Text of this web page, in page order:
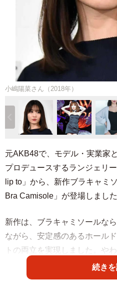
小嶋陽菜さん（2018年）
元AKB48で、モデル・実業家
プロデュースするランジェリ
lip to」から、新作ブラキャミ
Bra Camisole」が登場しました
新作は、ブラキャミソールな
ながら、安定感のあるホール
トの両立を実現しました。や
トをやさしく支え、フロント
パワーネットがカップのズレ
続き